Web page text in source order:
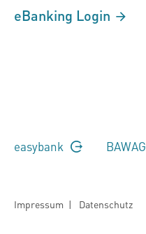
eBanking Login
easybank BAWAG
Impressum | Datenschutz